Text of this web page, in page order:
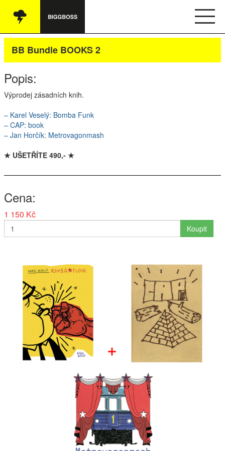
Vše
Audio
Oblečení
Ostatní
English
Obchodní podmínky
Kontakt
Interpreti
BB Bundle BOOKS 2
Popis:
Výprodej zásadních knih.
– Karel Veselý: Bomba Funk
– CAP: book
– Jan Horčík: Metrovagonmash
★ UŠETŘÍTE 490,- ★
Cena
1 150 Kč
Koupit